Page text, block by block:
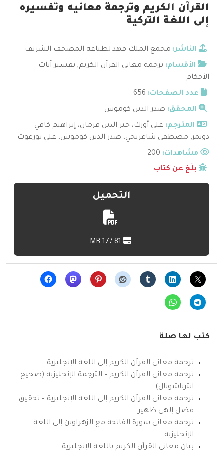
القرآن الكريم وترجمة معانيه وتفسيره
إلى اللغة التركية
الناشر: مجمع الملك فهد لطباعة المصحف الشريف
الأقسام: ترجمة معاني القرآن الكريم, تفسير آيات
الأحكام
عدد الصفحات: 656
المحقق: صدر الدين كوموش
المترجم: علي أوزك، خير الدين قرمان، إبراهيم كافي
دونمز، مصطفى شاغريجي، صدر الدين كوموش، علي تورغوت
مشاهدات:
بلّغ عن كتاب
التحميل
كتب لها صلة
ترجمة معاني القرآن الكريم إلى اللغة الإنجليزية
ترجمة معاني القرآن الكريم – الترجمة الإنجليزية (صحيح
انترناشونال)
ترجمة معاني القرآن الكريم إلى اللغة الإنجليزية – تحقيق
فضل إلهي ظهير
ترجمة معاني سورة الفاتحة مع الزهراوين إلى اللغة
الإنجليزية
بيان معاني القرآن الكريم باللغة الإنجليزية